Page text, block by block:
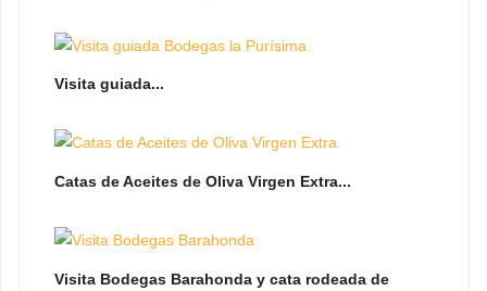
Visita guiada...
Catas de Aceites de Oliva Virgen Extra...
Visita Bodegas Barahonda y cata rodeada de